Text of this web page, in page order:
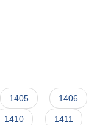
1405 1406
1410 1411